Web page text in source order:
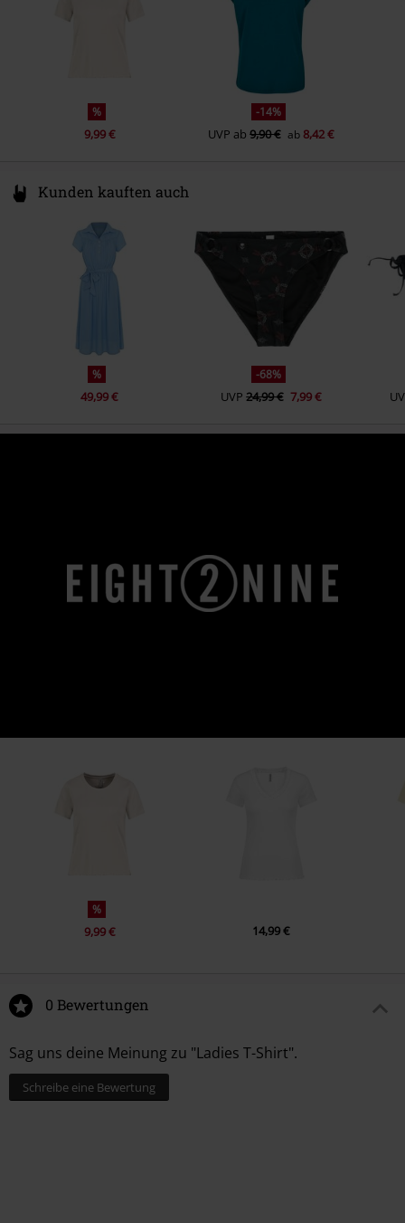
%
9,99 €
-14%
UVP ab9,90 € ab 8,42 €
Kunden kauften auch
%
49,99 €
-68%
UVP 24,99 € 7,99 €
%
9,99 € 14,99 €
0 Bewertungen
Sag uns deine Meinung zu "Ladies T-Shirt".
Schreibe eine Bewertung